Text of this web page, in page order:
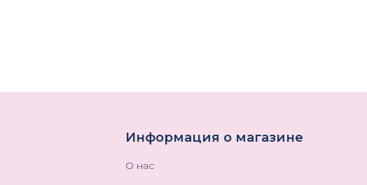
Информация о магазине
О нас